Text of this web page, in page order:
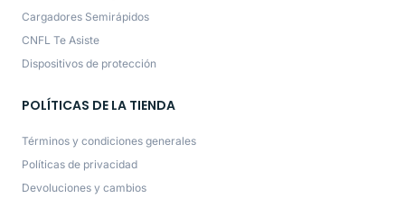
Cargadores Semirápidos
CNFL Te Asiste
Dispositivos de protección
POLÍTICAS DE LA TIENDA
Términos y condiciones generales
Políticas de privacidad
Devoluciones y cambios